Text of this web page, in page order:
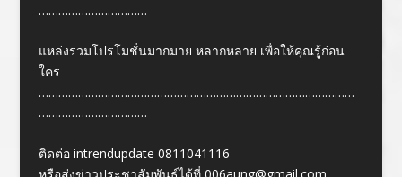
……………………………
แหล่งรวมโปรโมชั่นมากมาย หลากหลาย เพื่อให้คุณรู้ก่อน
ใคร
……………………………………………………………………………………
……………………………
ติดต่อ intrendupdate 0811041116
หรือส่งข่าวประชาสัมพันธ์ได้ที่ 006aung@gmail.com